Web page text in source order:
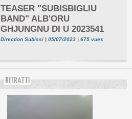
TEASER "SUBISBIGLIU
BAND" ALB'ORU
GHJUNGNU DI U 2023541
Direction Subissi | 05/07/2023 | 675 vues
RITRATTI